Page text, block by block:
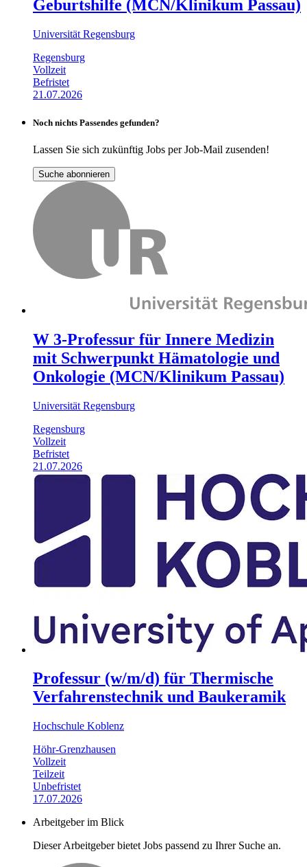
Geburtshilfe (MCN/Klinikum Passau)
Universität Regensburg
Regensburg
Vollzeit
Befristet
21.07.2026
Noch nichts Passendes gefunden?
Lassen Sie sich zukünftig Jobs per Job-Mail zusenden!
Suche abonnieren
W 3-Professur für Innere Medizin
mit Schwerpunkt Hämatologie und
Onkologie (MCN/Klinikum Passau)
Universität Regensburg
Regensburg
Vollzeit
Befristet
21.07.2026
Professur (w/m/d) für Thermische
Verfahrenstechnik und Baukeramik
Hochschule Koblenz
Höhr-Grenzhausen
Vollzeit
Teilzeit
Unbefristet
17.07.2026
Arbeitgeber im Blick
Dieser Arbeitgeber bietet Jobs passend zu Ihrer Suche an.